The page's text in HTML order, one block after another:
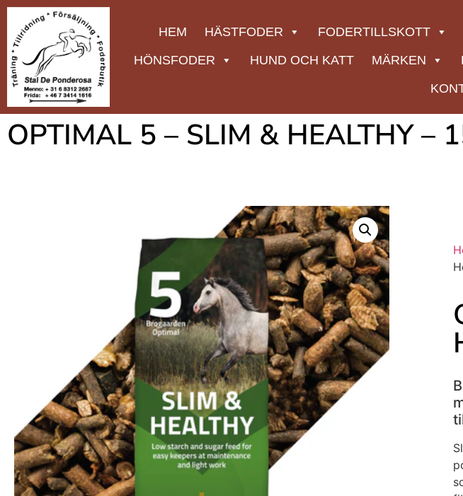
HEM HÄSTFODER FODERTILLSKOTT
HÖNSFODER
HUND OCH KATT MÄRKEN
OPTIMAL 5 – SLIM & HEALTHY –